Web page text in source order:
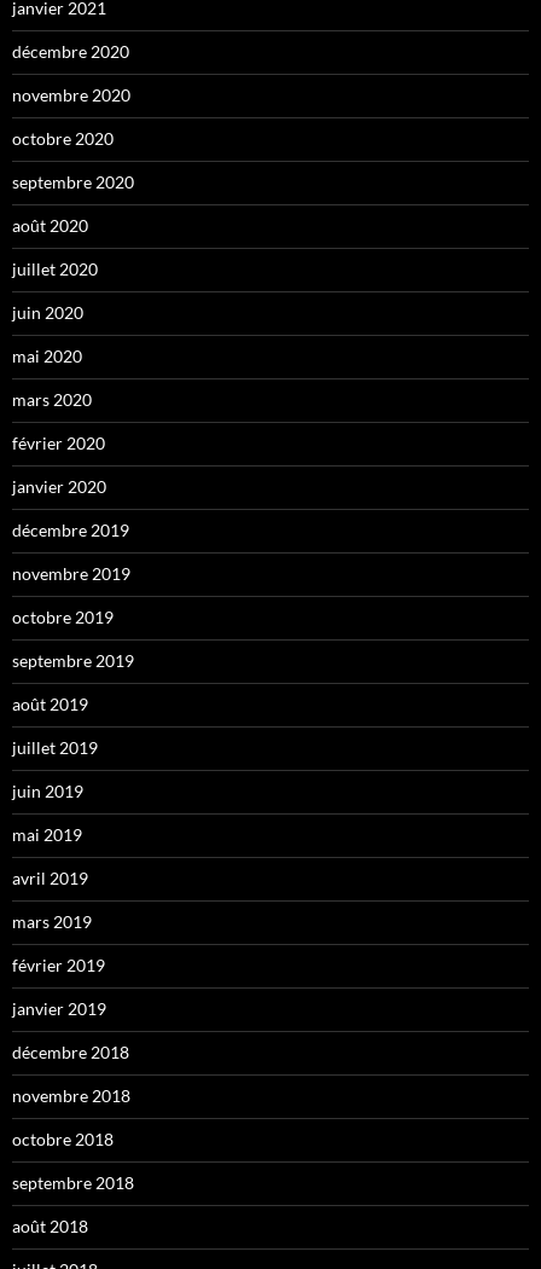
janvier 2021
décembre 2020
novembre 2020
octobre 2020
septembre 2020
août 2020
juillet 2020
juin 2020
mai 2020
mars 2020
février 2020
janvier 2020
décembre 2019
novembre 2019
octobre 2019
septembre 2019
août 2019
juillet 2019
juin 2019
mai 2019
avril 2019
mars 2019
février 2019
janvier 2019
décembre 2018
novembre 2018
octobre 2018
septembre 2018
août 2018